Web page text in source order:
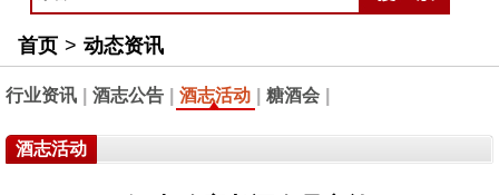
首页 > 动态资讯
行业资讯 酒志公告 酒志活动 糖酒会
酒志活动